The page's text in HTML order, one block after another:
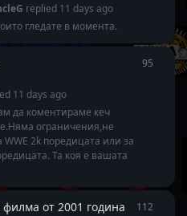
replied 11 days ago
гледате в момента.
11 days ago
да коментираме кеч
ограничения,не
WWE 2k поредицата или за
Та коя е вашата
95
от 2001 година 112